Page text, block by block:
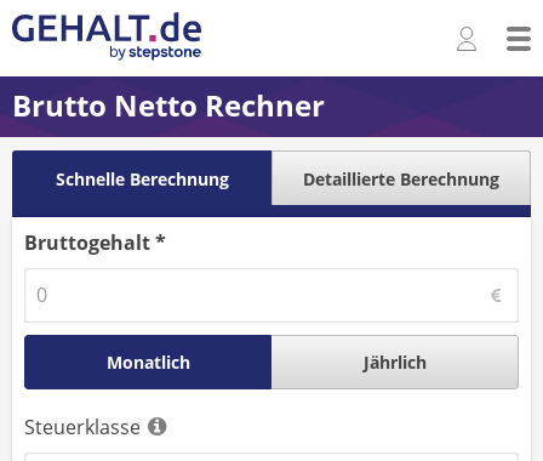
Brutto Netto Rechner
Schnelle Berechnung Detaillierte Berechnung
Bruttogehalt *
Monatlich Jährlich
Steuerklasse